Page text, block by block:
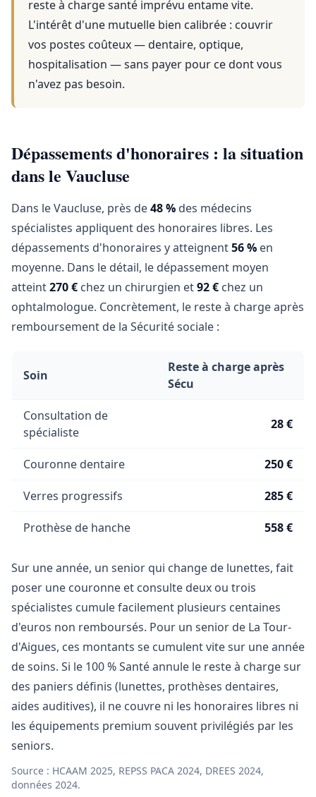
reste à charge santé imprévu entame vite.
L'intérêt d'une mutuelle bien calibrée : couvrir
vos postes coûteux — dentaire, optique,
hospitalisation — sans payer pour ce dont vous
n'avez pas besoin.
Dépassements d'honoraires : la situation
dans le Vaucluse
Dans le Vaucluse, près de48 % des médecins
spécialistes appliquent des honoraires libres. Les
dépassements d'honoraires y atteignent56 % en
moyenne. Dans le détail, le dépassement moyen
atteint270 € chez un chirurgien et92 € chez un
ophtalmologue. Concrètement, le reste à charge après
remboursement de la Sécurité sociale :
Soin
Reste à charge après
Sécu
Consultation de
spécialiste
28 €
Couronne dentaire 250 €
Verres progressifs 285 €
Prothèse de hanche 558 €
Sur une année, un senior qui change de lunettes, fait
poser une couronne et consulte deux ou trois
spécialistes cumule facilement plusieurs centaines
d'euros non remboursés. Pour un senior de La Tour-
d'Aigues, ces montants se cumulent vite sur une année
de soins. Si le 100 % Santé annule le reste à charge sur
des paniers définis (lunettes, prothèses dentaires,
aides auditives), il ne couvre ni les honoraires libres ni
les équipements premium souvent privilégiés par les
seniors.
Source : HCAAM 2025, REPSS PACA 2024, DREES 2024,
données 2024.